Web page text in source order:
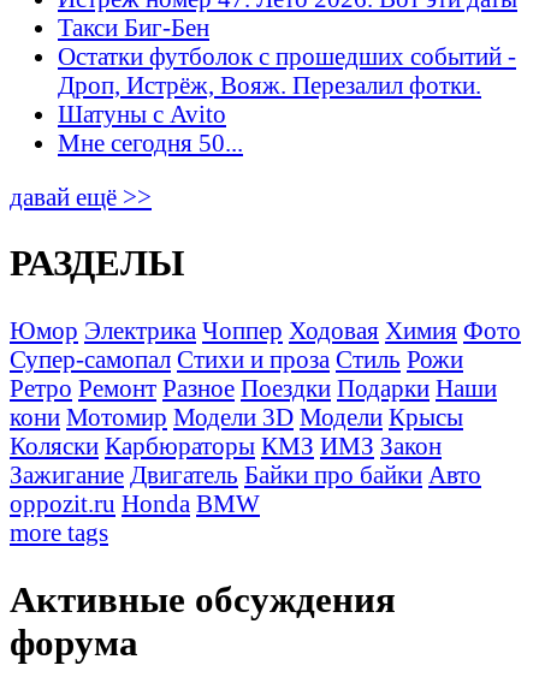
Такси Биг-Бен
Остатки футболок с прошедших событий -
Дроп, Истрёж, Вояж. Перезалил фотки.
Шатуны с Avito
Мне сегодня 50...
давай ещё >>
РАЗДЕЛЫ
Юмор Электрика Чоппер Ходовая Химия Фото
Супер-самопал Стихи и проза Стиль Рожи
Ретро Ремонт Разное Поездки Подарки Наши
кони Мотомир Модели 3D Модели Крысы
Коляски Карбюраторы КМЗ ИМЗ Закон
Зажигание Двигатель Байки про байки Авто
oppozit.ru Honda BMW
more tags
Активные обсуждения
форума